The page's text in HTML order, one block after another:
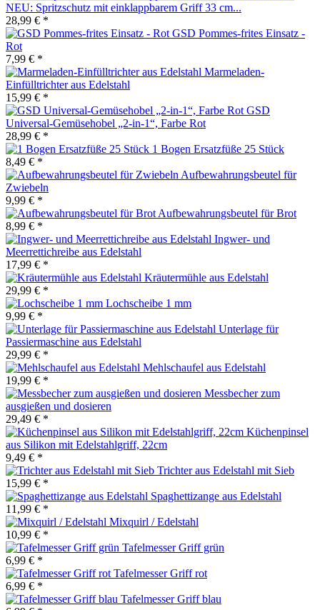
NEU: Spritzschutz mit einklappbarem Griff 33 cm...
28,99 € *
GSD Pommes-frites Einsatz -
Rot
7,99 € *
Marmeladen-
Einfülltrichter aus Edelstahl
15,99 € *
GSD
Universal-Gemüsehobel „2-in-1“, Farbe Rot
28,99 € *
1 Bogen Ersatzfüße 25 Stück
8,49 € *
Aufbewahrungsbeutel für
Zwiebeln
9,99 € *
Aufbewahrungsbeutel für Brot
8,99 € *
Ingwer- und
Meerrettichreibe aus Edelstahl
17,99 € *
Kräutermühle aus Edelstahl
29,99 € *
Lochscheibe 1 mm
9,99 € *
Unterlage für
Passiermaschine aus Edelstahl
29,99 € *
Mehlschaufel aus Edelstahl
19,99 € *
Messbecher zum
ausgießen und dosieren
29,49 € *
Küchenpinsel
aus Silikon mit Edelstahlgriff, 22cm
9,49 € *
Trichter aus Edelstahl mit Sieb
15,99 € *
Spaghettizange aus Edelstahl
11,99 € *
Mixquirl / Edelstahl
10,99 € *
Tafelmesser Griff grün
6,99 € *
Tafelmesser Griff rot
6,99 € *
Tafelmesser Griff blau